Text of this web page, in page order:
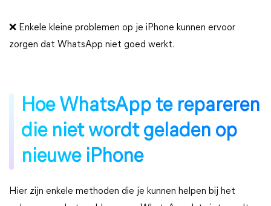
❌ Enkele kleine problemen op je iPhone kunnen ervoor
zorgen dat WhatsApp niet goed werkt.
Hoe WhatsApp te repareren
die niet wordt geladen op
nieuwe iPhone
Hier zijn enkele methoden die je kunnen helpen bij het